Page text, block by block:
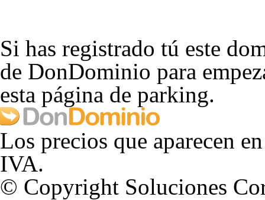
Si has registrado tú este
de DonDominio para
esta página de parking.
Los precios que aparecen
IVA.
© Copyright Soluciones